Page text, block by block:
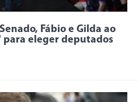
Fábio e Gilda ao
para eleger deputados